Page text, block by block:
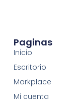
Paginas
Inicio
Escritorio
Markplace
Mi cuenta